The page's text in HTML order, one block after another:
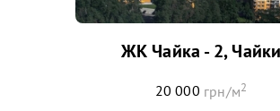
ЖК Чайка - 2, Чайки
20 000 грн/м2